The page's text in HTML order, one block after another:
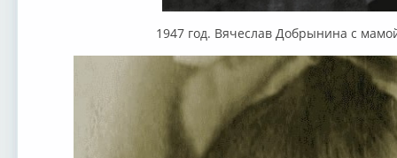
1947 год. Вячеслав Добрынина с